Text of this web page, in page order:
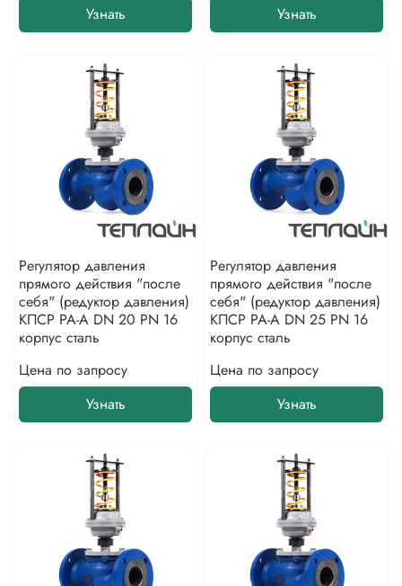
Узнать
Узнать
Регулятор давления
прямого действия "после
себя" (редуктор давления)
КПСР РА-А DN 20 PN 16
корпус сталь
Цена по запросу
Узнать
Регулятор давления
прямого действия "после
себя" (редуктор давления)
КПСР РА-А DN 25 PN 16
корпус сталь
Цена по запросу
Узнать